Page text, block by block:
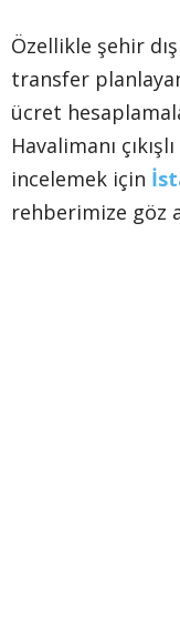
Özellikle şehir
transfer
ücret
Havalimanı
incelemek için
rehberimize göz